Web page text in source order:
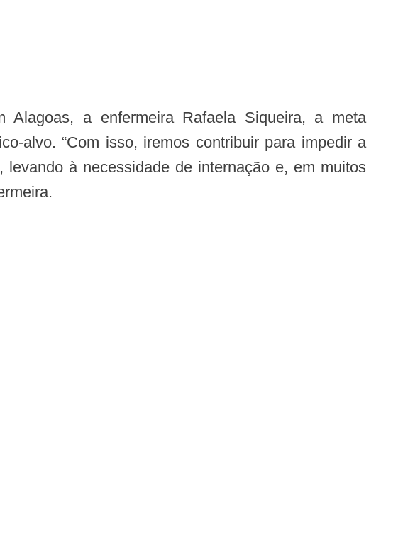
alvo. “Com isso, iremos contribuir para impedir a
à necessidade de internação e, em muitos